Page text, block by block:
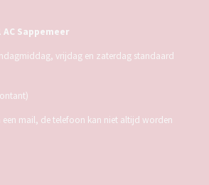
Sappemeer
vrijdag en zaterdag standaard
een mail, de telefoon kan niet altijd worden